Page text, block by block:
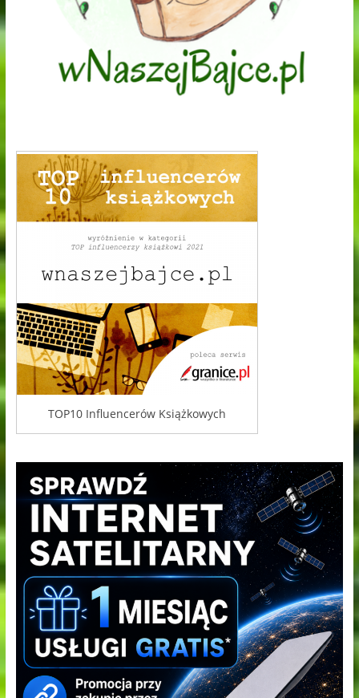
TOP10 Influencerów Książkowych